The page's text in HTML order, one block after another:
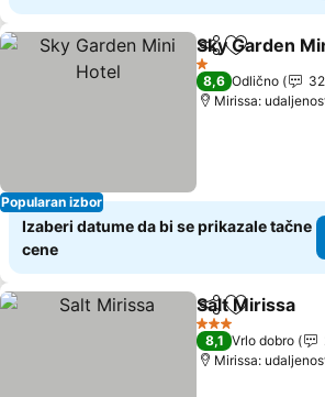
Popularan izbor
Deli Dodati u
Sky Garden
1 Zvezdice
8,6 Odlično
Mirissa:
Izaberi datume da bi se prikazale tačne
cene
Deli Dodati u
Salt Mirissa
3 Zvezdice
8,1 Vrlo dobro
Mirissa: